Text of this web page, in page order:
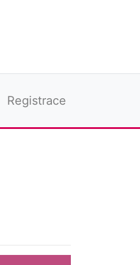
Registrace